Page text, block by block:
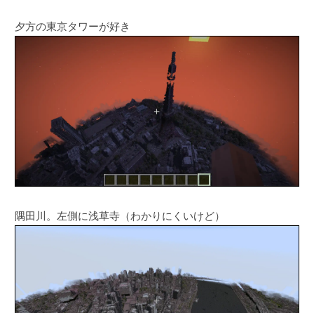
夕方の東京タワーが好き
隅田川。左側に浅草寺（わかりにくいけど）